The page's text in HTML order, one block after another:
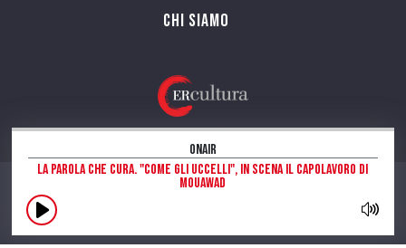
OnAir
La parola che cura. "Come gli Uccelli", in scena il capolavoro di
Mouawad
Chi siamo